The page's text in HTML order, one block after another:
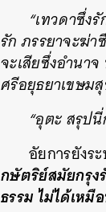
“เทวดาซึ่
รัก ภรรยาจะฆ่
จะเสียซึ่งอำนา
ศรีอยุธยาเขษม
“อุตะ สรุป
อัยการยังร
กษัตริย์สมัยกรุง
ธรรม ไม่ได้เห